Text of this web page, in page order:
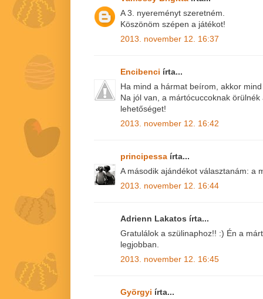
A 3. nyereményt szeretném.
Köszönöm szépen a játékot!
2013. november 12. 16:37
Encibenci írta...
Ha mind a hármat beírom, akkor
Na jól van, a mártócuccoknak
lehetőséget!
2013. november 12. 16:42
principessa írta...
A második ajándékot választanám: a
2013. november 12. 16:44
Adrienn Lakatos írta...
Gratulálok a szülinaphoz!! :) Én a
legjobban.
2013. november 12. 16:45
Györgyi írta...